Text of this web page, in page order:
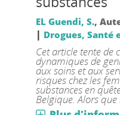
EL Guendi, S.,
| Drogues, Santé
Cet article tente de
dynamiques de
aux soins et aux
risques chez les
substances en
Belgique. Alors